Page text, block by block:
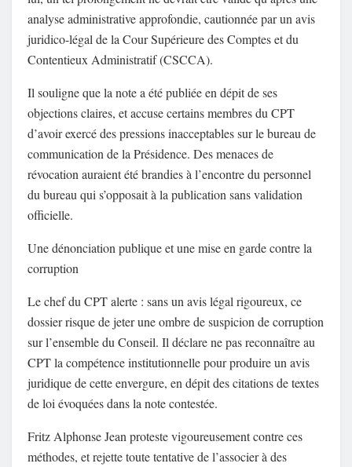
analyse administrative approfondie, cautionnée par un avis
juridico-légal de la Cour Supérieure des Comptes et du
Contentieux Administratif (CSCCA).
Il souligne que la note a été publiée en dépit de ses
objections claires, et accuse certains membres du CPT
d’avoir exercé des pressions inacceptables sur le bureau de
communication de la Présidence. Des menaces de
révocation auraient été brandies à l’encontre du personnel
du bureau qui s’opposait à la publication sans validation
officielle.
Une dénonciation publique et une mise en garde contre la
corruption
Le chef du CPT alerte : sans un avis légal rigoureux, ce
dossier risque de jeter une ombre de suspicion de corruption
sur l’ensemble du Conseil. Il déclare ne pas reconnaître au
CPT la compétence institutionnelle pour produire un avis
juridique de cette envergure, en dépit des citations de textes
de loi évoquées dans la note contestée.
Fritz Alphonse Jean proteste vigoureusement contre ces
méthodes, et rejette toute tentative de l’associer à des